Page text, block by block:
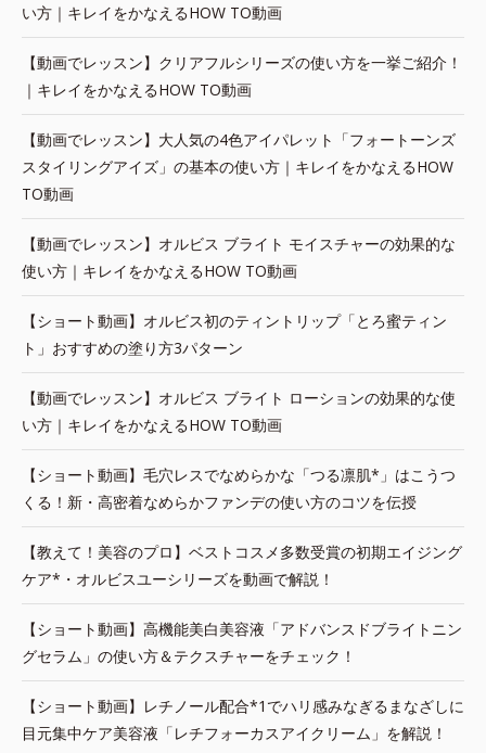
い方｜キレイをかなえるHOW TO動画
【動画でレッスン】クリアフルシリーズの使い方を一挙ご紹介！
｜キレイをかなえるHOW TO動画
【動画でレッスン】大人気の4色アイパレット「フォートーンズ
スタイリングアイズ」の基本の使い方｜キレイをかなえるHOW
TO動画
【動画でレッスン】オルビス ブライト モイスチャーの効果的な
使い方｜キレイをかなえるHOW TO動画
【ショート動画】オルビス初のティントリップ「とろ蜜ティン
ト」おすすめの塗り方3パターン
【動画でレッスン】オルビス ブライト ローションの効果的な使
い方｜キレイをかなえるHOW TO動画
【ショート動画】毛穴レスでなめらかな「つる凛肌*」はこうつ
くる！新・高密着なめらかファンデの使い方のコツを伝授
【教えて！美容のプロ】ベストコスメ多数受賞の初期エイジング
ケア*・オルビスユーシリーズを動画で解説！
【ショート動画】高機能美白美容液「アドバンスドブライトニン
グセラム」の使い方＆テクスチャーをチェック！
【ショート動画】レチノール配合*1でハリ感みなぎるまなざしに
目元集中ケア美容液「レチフォーカスアイクリーム」を解説！